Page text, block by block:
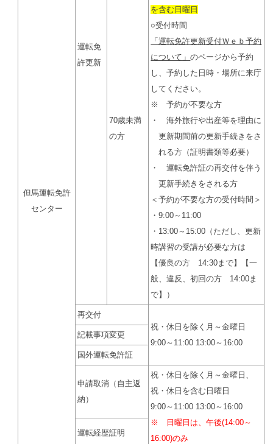
但馬運転免許
センター
運転免
許更新
70歳未満
の方
を含む日曜日
○受付時間
「運転免許更新受付Ｗｅｂ予約
について」のページから予約
し、予約した日時・場所に来庁
してください。
※ 予約が不要な方
・ 海外旅行や出産等を理由に
更新期間前の更新手続きをさ
れる方（証明書類等必要）
・ 運転免許証の再交付を伴う
更新手続きをされる方
＜予約が不要な方の受付時間＞
・9:00～11:00
・13:00～15:00（ただし、更新
時講習の受講が必要な方は
【優良の方 14:30まで】【一
般、違反、初回の方 14:00ま
で】）
再交付
祝・休日を除く月～金曜日
9:00～11:00 13:00～16:00
記載事項変更
国外運転免許証
申請取消（自主返
納）
祝・休日を除く月～金曜日、
祝・休日を含む日曜日
9:00～11:00 13:00～16:00
※ 日曜日は、午後(14:00～
16:00)のみ
運転経歴証明